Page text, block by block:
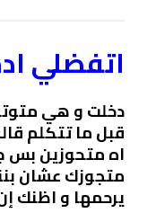
اتفضلي
دخلت و هي
قبل ما تتكلم
اه متحوزين بس
متجوزك عشان
يرحمها و اظنك